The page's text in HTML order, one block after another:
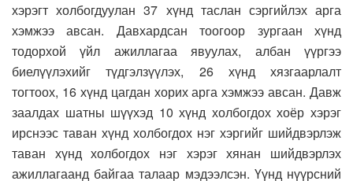
хэрэгт холбогдуулан 37 хүнд таслан сэргийлэх арга
хэмжээ авсан. Давхардсан тоогоор зургаан хүнд
тодорхой үйл ажиллагаа явуулах, албан үүргээ
биелүүлэхийг түдгэлзүүлэх, 26 хүнд хязгаарлалт
тогтоох, 16 хүнд цагдан хорих арга хэмжээ авсан. Давж
заалдах шатны шүүхэд 10 хүнд холбогдох хоёр хэрэг
ирснээс таван хүнд холбогдох нэг хэргийг шийдвэрлэж
таван хүнд холбогдох нэг хэрэг хянан шийдвэрлэх
ажиллагаанд байгаа талаар мэдээлсэн. Үүнд нүүрсний